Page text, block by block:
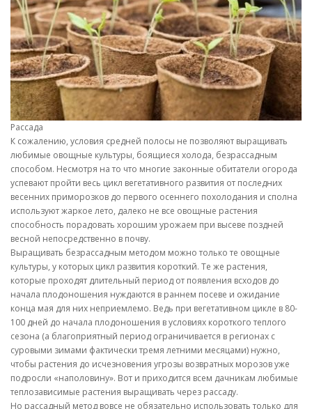
Рассада
К сожалению, условия средней полосы не позволяют выращивать
любимые овощные культуры, боящиеся холода, безрассадным
способом. Несмотря на то что многие законные обитатели огорода
успевают пройти весь цикл вегетативного развития от последних
весенних приморозков до первого осеннего похолодания и сполна
используют жаркое лето, далеко не все овощные растения
способность порадовать хорошим урожаем при высеве поздней
весной непосредственно в почву.
Выращивать безрассадным методом можно только те овощные
культуры, у которых цикл развития короткий. Те же растения,
которые проходят длительный период от появления всходов до
начала плодоношения нуждаются в раннем посеве и ожидание
конца мая для них неприемлемо. Ведь при вегетативном цикле в 80-
100 дней до начала плодоношения в условиях короткого теплого
сезона (а благоприятный период ограничивается в регионах с
суровыми зимами фактически тремя летними месяцами) нужно,
чтобы растения до исчезновения угрозы возвратных морозов уже
подросли «наполовину». Вот и приходится всем дачникам любимые
теплозависимые растения выращивать через рассаду.
Но рассадный метод вовсе не обязательно использовать только для